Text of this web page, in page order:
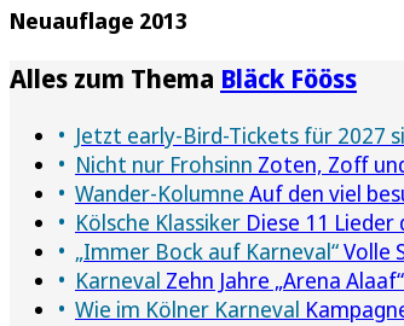
Neuauflage 2013
Alles zum Thema Bläck Fööss
Jetzt early-Bird-Tickets für 2027
Nicht nur Frohsinn Zoten, Zoff
Wander-Kolumne Auf den viel
Kölsche Klassiker Diese 11 Lieder
„Immer Bock auf Karneval“Volle
Karneval Zehn Jahre „Arena
Wie im Kölner Karneval